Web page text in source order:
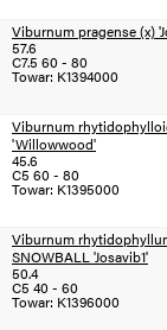
Viburnum pragense (x)
57.6
C7.5 60 - 80
Towar: K1394000
Viburnum
'Willowwood'
45.6
C5 60 - 80
Towar: K1395000
Viburnum
SNOWBALL 'Josavib1'
50.4
C5 40 - 60
Towar: K1396000